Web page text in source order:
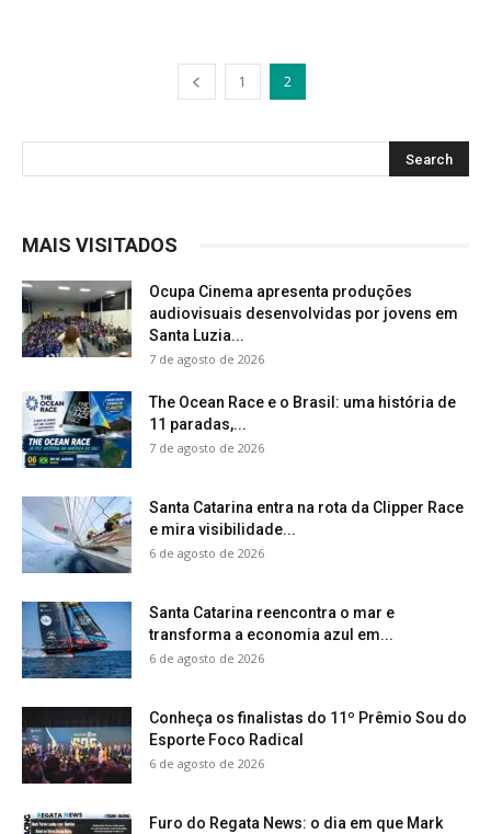
1 2
MAIS VISITADOS
Ocupa Cinema apresenta produções
audiovisuais desenvolvidas por jovens em
Santa Luzia...
7 de agosto de 2026
The Ocean Race e o Brasil: uma história de
11 paradas,...
7 de agosto de 2026
Santa Catarina entra na rota da Clipper Race
e mira visibilidade...
6 de agosto de 2026
Santa Catarina reencontra o mar e
transforma a economia azul em...
6 de agosto de 2026
Conheça os finalistas do 11º Prêmio Sou do
Esporte Foco Radical
6 de agosto de 2026
Furo do Regata News: o dia em que Mark